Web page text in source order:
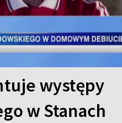
występy
w Stanach